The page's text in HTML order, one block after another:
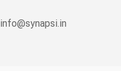
info@synapsi.in